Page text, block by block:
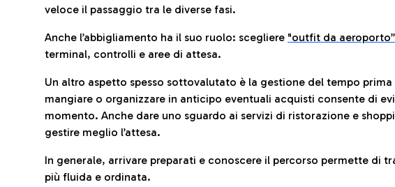
veloce il passaggio tra le diverse fasi.
Anche l’abbigliamento ha il suo ruolo: scegliere "outfit da aeroporto”
terminal, controlli e aree di attesa.
Un altro aspetto spesso sottovalutato è la gestione del tempo prima
mangiare o organizzare in anticipo eventuali acquisti consente di
momento. Anche dare uno sguardo ai servizi di ristorazione e
gestire meglio l’attesa.
In generale, arrivare preparati e conoscere il percorso permette di
più fluida e ordinata.